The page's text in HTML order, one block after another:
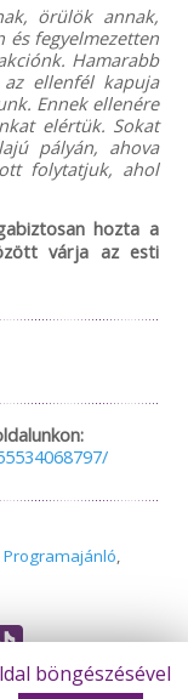
örülök annak,
és fegyelmezetten
Hamarabb
ellenfél kapuja
Ennek ellenére
elértük. Sokat
pályán, ahova
folytatjuk, ahol
hozta a
várja az esti
Programajánló,
böngészésével